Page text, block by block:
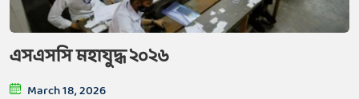
এসএসসি মহাযুদ্ধ ২০২৬
March 18, 2026